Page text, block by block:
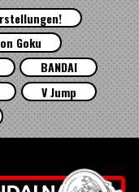
Goku
BANDAI
V Jump